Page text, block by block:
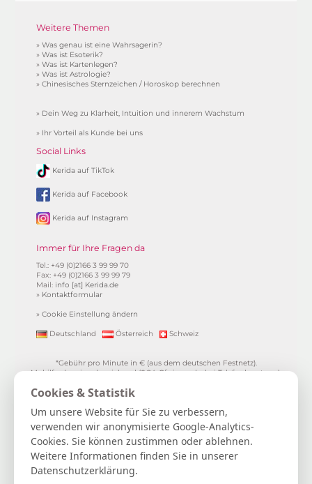
Weitere Themen
»Was genau ist eine Wahrsagerin?
»Was ist Esoterik?
»Was ist Kartenlegen?
»Was ist Astrologie?
»Chinesisches Sternzeichen / Horoskop berechnen
» Dein Weg zu Klarheit, Intuition und innerem Wachstum
» Ihr Vorteil als Kunde bei uns
Social Links
Kerida auf TikTok
Kerida auf Facebook
Kerida auf Instagram
Immer für Ihre Fragen da
Tel.: +49 (0)2166 3 99 99 70
Fax: +49 (0)2166 3 99 99 79
Mail: info [at] Kerida.de
» Kontaktformular
»Cookie Einstellung ändern
Deutschland Österreich Schweiz
*Gebühr pro Minute in € (aus dem deutschen Festnetz).
Mobilfunkpreise abweichend (0,24 €/min. mehr bei Telefonberatung).
**1.99€/min aus allen dt. Netzen
Gratisgepräch in Höhe von 15 Minuten.
15 Gratisminuten zum Kartenlegen sichern|Spiritueller Berater/in
werden
FAQ / Hilfe|AGB |Verträge hier kündigen / widerrufen
Kontakt & Impressum / Datenschutz
Kerida die Esoterikline für Kartenlegen, Hellsehen, Wahrsagen,
Lebensberatung, Spiritualität und mehr...
Cookies & Statistik
Um unsere Website für Sie zu verbessern,
verwenden wir anonymisierte Google-Analytics-
Cookies. Sie können zustimmen oder ablehnen.
Weitere Informationen finden Sie in unserer
Datenschutzerklärung.